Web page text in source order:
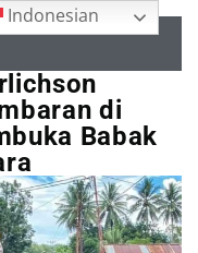
di
Babak
Indonesian